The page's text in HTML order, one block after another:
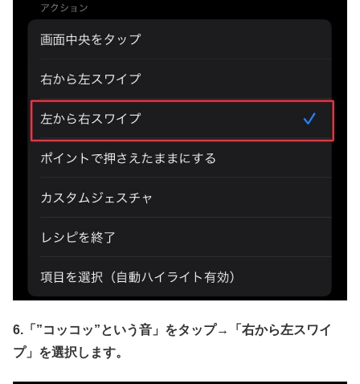
6.「”コッコッ”という音」をタップ→
「右から左スワイ
プ」を選択します。